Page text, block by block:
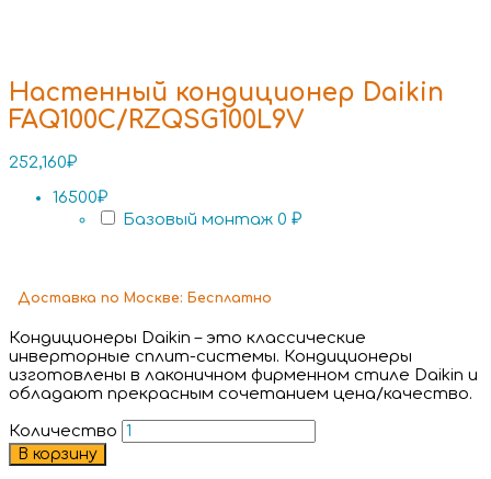
Настенный кондиционер Daikin
FAQ100C/RZQSG100L9V
252,160₽
16500₽
Базовый монтаж 0 ₽
Доставка по Москве: Бесплатно
Кондиционеры Daikin – это классические
инверторные сплит-системы. Кондиционеры
изготовлены в лаконичном фирменном стиле Daikin и
обладают прекрасным сочетанием цена/качество.
Количество
В корзину